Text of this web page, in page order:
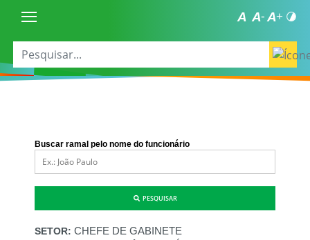
Buscar ramal pelo nome do funcionário
PESQUISAR
SETOR: CHEFE DE GABINETE